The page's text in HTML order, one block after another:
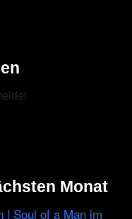
Monat
| Soul of a Man im